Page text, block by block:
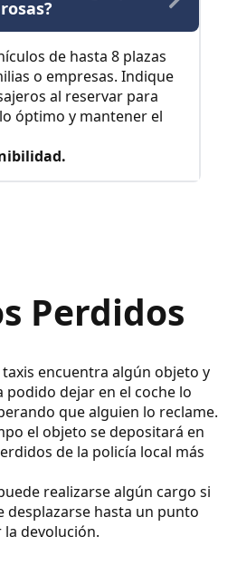
de hasta 8 plazas
o empresas. Indique
al reservar para
óptimo y mantener el
Perdidos
encuentra algún objeto y
podido dejar en el coche lo
que alguien lo reclame.
el objeto se depositará en
de la policía local más
realizarse algún cargo si
desplazarse hasta un punto
devolución.